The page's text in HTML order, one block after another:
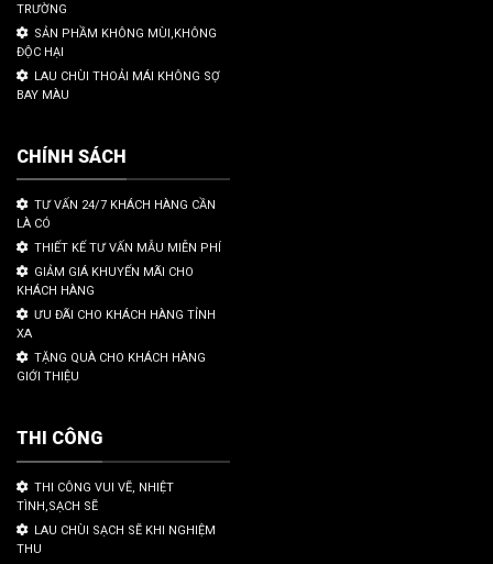
TRƯỜNG
SẢN PHẦM KHÔNG MÙI,KHÔNG
ĐỘC HẠI
LAU CHÙI THOẢI MÁI KHÔNG SỢ
BAY MÀU
CHÍNH SÁCH
TƯ VẤN 24/7 KHÁCH HÀNG CẦN
LÀ CÓ
THIẾT KẾ TƯ VẤN MẪU MIỄN PHÍ
GIẢM GIÁ KHUYẾN MÃI CHO
KHÁCH HÀNG
ƯU ĐÃI CHO KHÁCH HÀNG TỈNH
XA
TẶNG QUÀ CHO KHÁCH HÀNG
GIỚI THIỆU
THI CÔNG
THI CÔNG VUI VẼ, NHIỆT
TÌNH,SẠCH SẼ
LAU CHÙI SẠCH SẼ KHI NGHIỆM
THU